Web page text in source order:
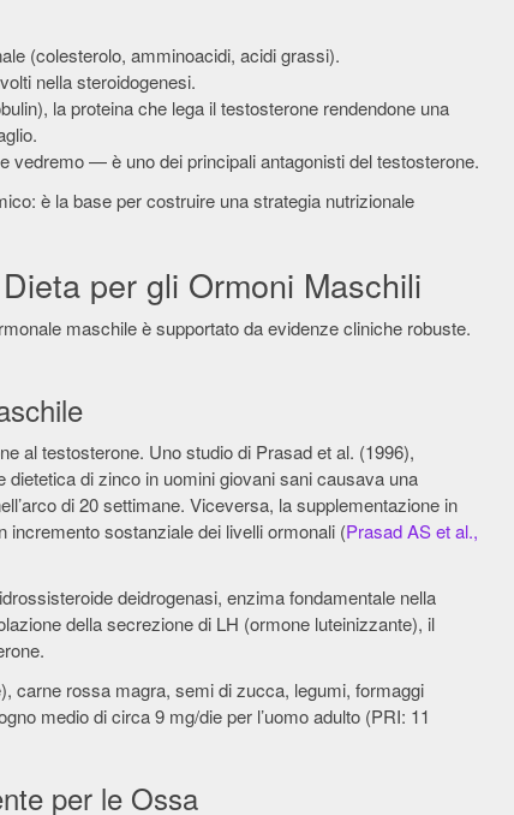
(colesterolo, amminoacidi, acidi grassi).
nella steroidogenesi.
la proteina che lega il testosterone rendendone una
vedremo — è uno dei principali antagonisti del testosterone.
è la base per costruire una strategia nutrizionale
per gli Ormoni Maschili
maschile è supportato da evidenze cliniche robuste.
al testosterone. Uno studio di Prasad et al. (1996),
dietetica di zinco in uomini giovani sani causava una
di 20 settimane. Viceversa, la supplementazione in
sostanziale dei livelli ormonali (Prasad AS et al.,
deidrogenasi, enzima fondamentale nella
della secrezione di LH (ormone luteinizzante), il
carne rossa magra, semi di zucca, legumi, formaggi
medio di circa 9 mg/die per l’uomo adulto (PRI: 11
per le Ossa